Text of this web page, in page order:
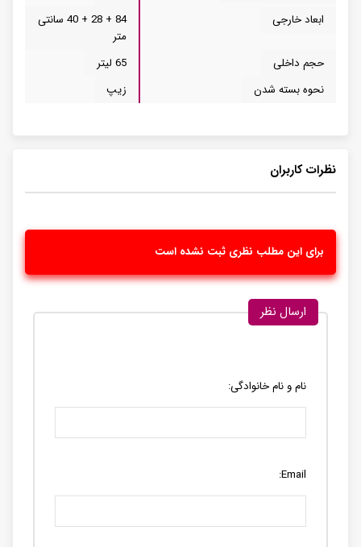
ابعاد خارجی
84 + 28 + 40 سانتی
متر
حجم داخلی
65 لیتر
نحوه بسته شدن
زیپ
نظرات کاربران
برای این مطلب نظری ثبت نشده است
ارسال نظر
نام و نام خانوادگی:
Email: